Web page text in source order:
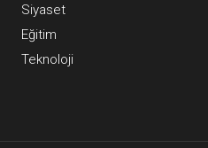
Siyaset
Eğitim
Teknoloji